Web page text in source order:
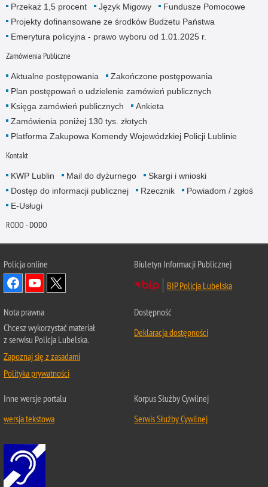
Przekaż 1,5 procent
Język Migowy
Fundusze Pomocowe
Projekty dofinansowane ze środków Budżetu Państwa
Emerytura policyjna - prawo wyboru od 1.01.2025 r.
Zamówienia Publiczne
Aktualne postępowania
Zakończone postępowania
Plan postępowań o udzielenie zamówień publicznych
Księga zamówień publicznych
Ankieta
Zamówienia poniżej 130 tys. złotych
Platforma Zakupowa Komendy Wojewódzkiej Policji Lublinie
Kontakt
KWP Lublin Mail do dyżurnego
Skargi i wnioski
Dostęp do informacji publicznej
Rzecznik
Powiadom / zgłoś
E-Usługi
RODO - DODO
Policja online
Biuletyn Informacji Publicznej
BIP Policja Lubelska
Nota prawna
Chcesz wykorzystać materiał
z serwisu Policja Lubelska.
Zapoznaj się z zasadami
Polityka prywatności
Dostępność
Deklaracja dostępności
Inne wersje portalu
wersja tekstowa
Korpus Służby Cywilnej
Serwis Służby Cywilnej